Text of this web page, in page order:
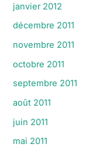
janvier 2012
décembre 2011
novembre 2011
octobre 2011
septembre 2011
août 2011
juin 2011
mai 2011